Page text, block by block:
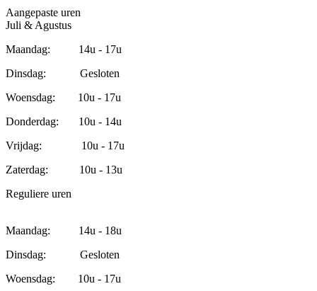
Aangepaste uren
Juli & Agustus
Maandag: 14u - 17u
Dinsdag: Gesloten
Woensdag: 10u - 17u
Donderdag: 10u - 14u
Vrijdag: 10u - 17u
Zaterdag: 10u - 13u
Reguliere uren
Maandag: 14u - 18u
Dinsdag: Gesloten
Woensdag: 10u - 17u